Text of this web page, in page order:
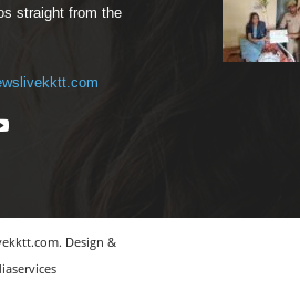
straight from the
Design &